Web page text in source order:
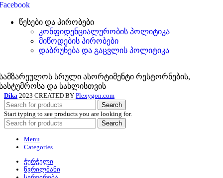
წესები და პირობები
კონფიდენციალურობის პოლიტიკა
მიწოდების პირობები
დაბრუნება და გაცვლის პოლიტიკა
სრული ასორტიმენტი რესტორნების,
და სახლისთვის
Dika 2023 CREATED BY Plexygon.com
Search
Start typing to see products you are looking for.
Search
Menu
Categories
ჭურჭელი
წვრილმანი